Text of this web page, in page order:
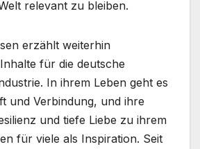
relevant zu bleiben.
erzählt weiterhin
für die deutsche
In ihrem Leben geht es
und Verbindung, und ihre
und tiefe Liebe zu ihrem
für viele als Inspiration. Seit